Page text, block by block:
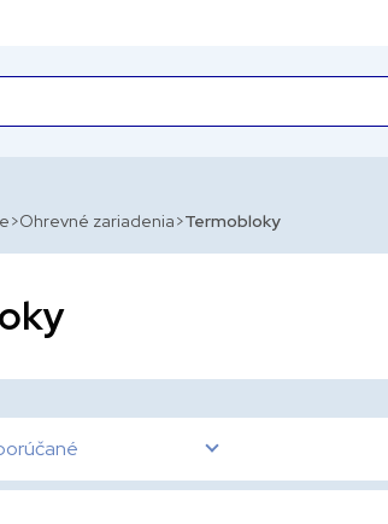
Ohrevné zariadenia Termobloky